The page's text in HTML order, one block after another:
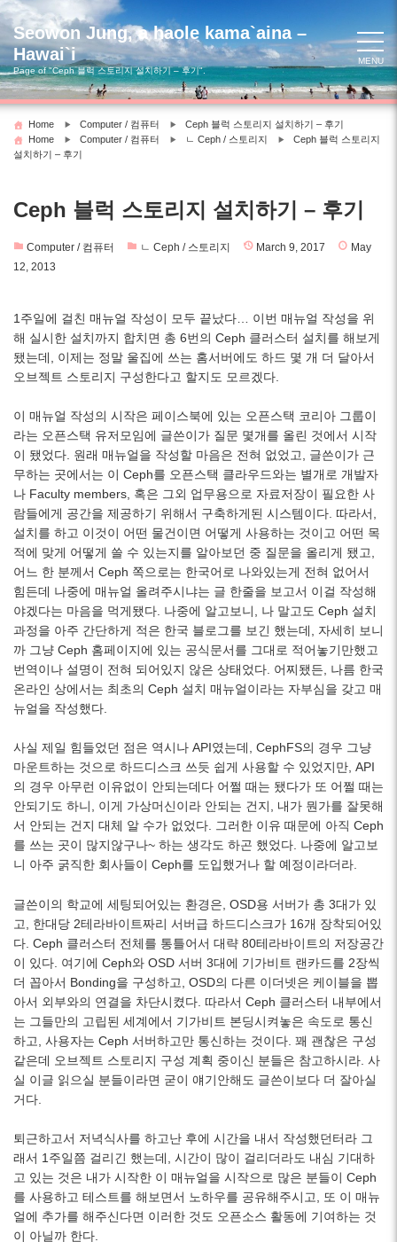
Skip
to
content
Seowon Jung, a haole kama`aina –
Hawai`i
Page of "Ceph 블럭 스토리지 설치하기 – 후기".
MENU
Home Computer / 컴퓨터
Ceph 블럭 스토리지 설치하기 – 후기
Home
Computer / 컴퓨터 ㄴ Ceph / 스토리지
Ceph 블럭 스토리지
설치하기 – 후기
Ceph 블럭 스토리지 설치하기 – 후기
Computer / 컴퓨터 ㄴ Ceph / 스토리지 March 9, 2017
May
12, 2013
1주일에 걸친 매뉴얼 작성이 모두 끝났다… 이번 매뉴얼 작성을 위
해 실시한 설치까지 합치면 총 6번의 Ceph 클러스터 설치를 해보게
됐는데, 이제는 정말 울집에 쓰는 홈서버에도 하드 몇 개 더 달아서
오브젝트 스토리지 구성한다고 할지도 모르겠다.
이 매뉴얼 작성의 시작은 페이스북에 있는 오픈스택 코리아 그룹이
라는 오픈스택 유저모임에 글쓴이가 질문 몇개를 올린 것에서 시작
이 됐었다. 원래 매뉴얼을 작성할 마음은 전혀 없었고, 글쓴이가 근
무하는 곳에서는 이 Ceph를 오픈스택 클라우드와는 별개로 개발자
나 Faculty members, 혹은 그외 업무용으로 자료저장이 필요한 사
람들에게 공간을 제공하기 위해서 구축하게된 시스템이다. 따라서,
설치를 하고 이것이 어떤 물건이면 어떻게 사용하는 것이고 어떤 목
적에 맞게 어떻게 쓸 수 있는지를 알아보던 중 질문을 올리게 됐고,
어느 한 분께서 Ceph 쪽으로는 한국어로 나와있는게 전혀 없어서
힘든데 나중에 매뉴얼 올려주시냐는 글 한줄을 보고서 이걸 작성해
야겠다는 마음을 먹게됐다. 나중에 알고보니, 나 말고도 Ceph 설치
과정을 아주 간단하게 적은 한국 블로그를 보긴 했는데, 자세히 보니
까 그냥 Ceph 홈페이지에 있는 공식문서를 그대로 적어놓기만했고
번역이나 설명이 전혀 되어있지 않은 상태었다. 어찌됐든, 나름 한국
온라인 상에서는 최초의 Ceph 설치 매뉴얼이라는 자부심을 갖고 매
뉴얼을 작성했다.
사실 제일 힘들었던 점은 역시나 API였는데, CephFS의 경우 그냥
마운트하는 것으로 하드디스크 쓰듯 쉽게 사용할 수 있었지만, API
의 경우 아무런 이유없이 안되는데다 어쩔 때는 됐다가 또 어쩔 때는
안되기도 하니, 이게 가상머신이라 안되는 건지, 내가 뭔가를 잘못해
서 안되는 건지 대체 알 수가 없었다. 그러한 이유 때문에 아직 Ceph
를 쓰는 곳이 많지않구나~ 하는 생각도 하곤 했었다. 나중에 알고보
니 아주 굵직한 회사들이 Ceph를 도입했거나 할 예정이라더라.
글쓴이의 학교에 세팅되어있는 환경은, OSD용 서버가 총 3대가 있
고, 한대당 2테라바이트짜리 서버급 하드디스크가 16개 장착되어있
다. Ceph 클러스터 전체를 통틀어서 대략 80테라바이트의 저장공간
이 있다. 여기에 Ceph와 OSD 서버 3대에 기가비트 랜카드를 2장씩
더 꼽아서 Bonding을 구성하고, OSD의 다른 이더넷은 케이블을 뽑
아서 외부와의 연결을 차단시켰다. 따라서 Ceph 클러스터 내부에서
는 그들만의 고립된 세계에서 기가비트 본딩시켜놓은 속도로 통신
하고, 사용자는 Ceph 서버하고만 통신하는 것이다. 꽤 괜찮은 구성
같은데 오브젝트 스토리지 구성 계획 중이신 분들은 참고하시라. 사
실 이글 읽으실 분들이라면 굳이 얘기안해도 글쓴이보다 더 잘아실
거다.
퇴근하고서 저녁식사를 하고난 후에 시간을 내서 작성했던터라 그
래서 1주일쯤 걸리긴 했는데, 시간이 많이 걸리더라도 내심 기대하
고 있는 것은 내가 시작한 이 매뉴얼을 시작으로 많은 분들이 Ceph
를 사용하고 테스트를 해보면서 노하우를 공유해주시고, 또 이 매뉴
얼에 추가를 해주신다면 이러한 것도 오픈소스 활동에 기여하는 것
이 아닐까 한다.